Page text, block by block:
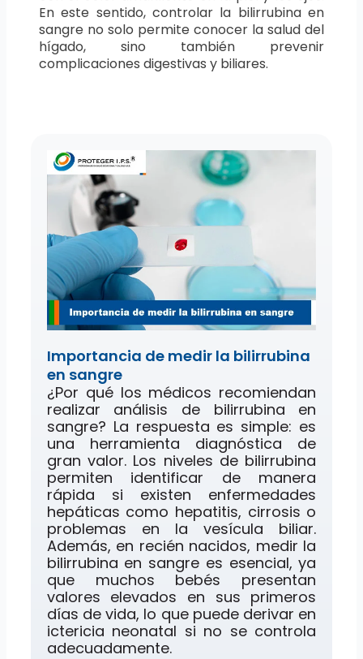
En este sentido, controlar la bilirrubina en
sangre no solo permite conocer la salud del
hígado, sino también prevenir
complicaciones digestivas y biliares.
Importancia de medir la bilirrubina
en sangre
¿Por qué los médicos recomiendan
realizar análisis de bilirrubina en
sangre? La respuesta es simple: es
una herramienta diagnóstica de
gran valor. Los niveles de bilirrubina
permiten identificar de manera
rápida si existen enfermedades
hepáticas como hepatitis, cirrosis o
problemas en la vesícula biliar.
Además, en recién nacidos, medir la
bilirrubina en sangre es esencial, ya
que muchos bebés presentan
valores elevados en sus primeros
días de vida, lo que puede derivar en
ictericia neonatal si no se controla
adecuadamente.